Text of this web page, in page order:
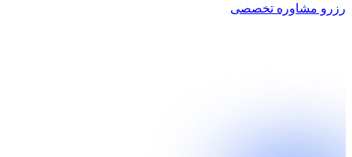
رزرو مشاوره تخصصی